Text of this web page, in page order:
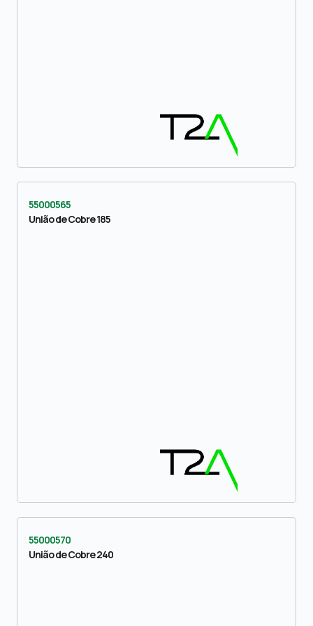
55000565
União de Cobre 185
55000570
União de Cobre 240